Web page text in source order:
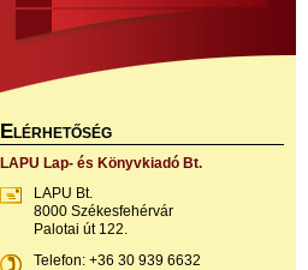
ELÉRHETŐSÉG
LAPU Lap- és Könyvkiadó Bt.
LAPU Bt.
8000 Székesfehérvár
Palotai út 122.
Telefon: +36 30 939 6632